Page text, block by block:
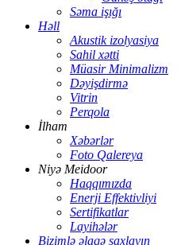
Səma işığı
Həll
Akustik izolyasiya
Sahil xətti
Müasir Minimalizm
Dəyişdirmə
Vitrin
Perqola
İlham
Xəbərlər
Foto Qalereya
Niyə Meidoor
Haqqımızda
Enerji Effektivliyi
Sertifikatlar
Layihələr
Bizimlə əlaqə saxlayın